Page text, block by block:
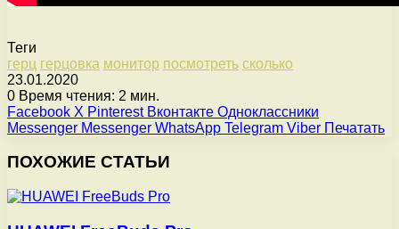
Теги
герц герцовка монитор посмотреть сколько
23.01.2020
0 Время чтения: 2 мин.
Facebook X Pinterest Вконтакте Одноклассники
Messenger Messenger WhatsApp Telegram Viber Печатать
ПОХОЖИЕ СТАТЬИ